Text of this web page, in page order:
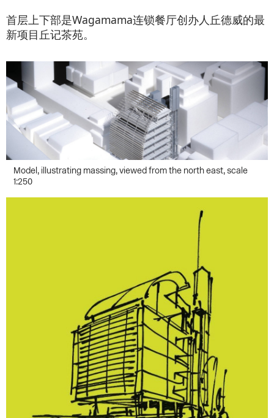
首层上下部是Wagamama连锁餐厅创办人丘德威的最
新项目丘记茶苑。